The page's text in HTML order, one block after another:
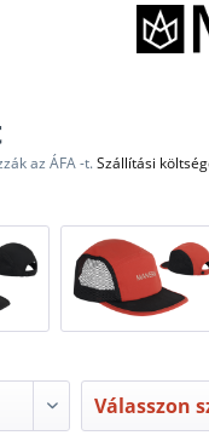
az ÁFA -t.Szállítási
Válasszon